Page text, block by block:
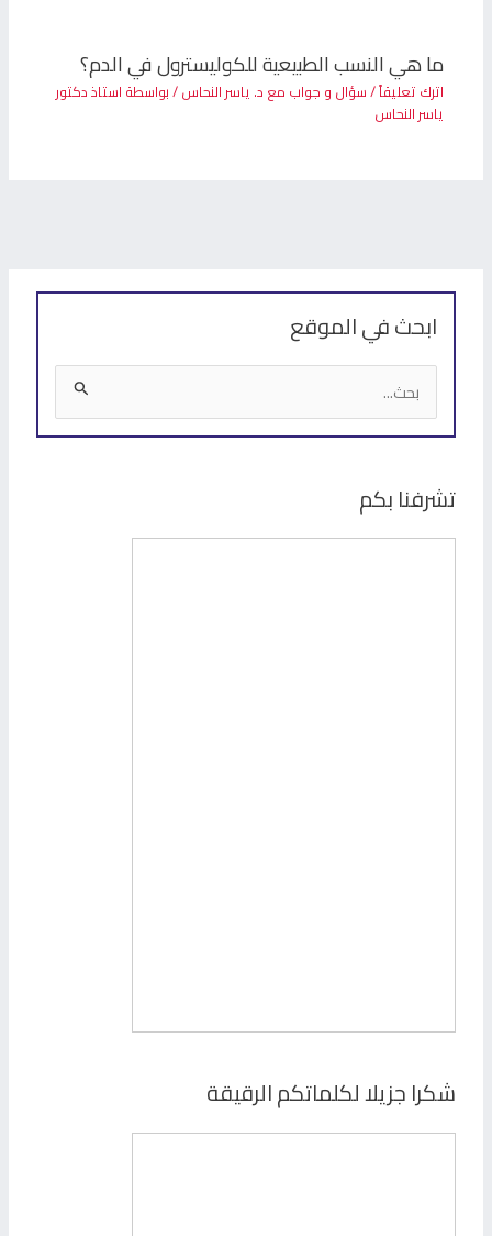
ما هي النسب الطبيعية للكوليسترول في الدم؟
اترك تعليقاً/سؤال و جواب مع د. ياسر النحاس/ بواسطة استاذ دكتور
ياسر النحاس
ابحث في الموقع
ل
ح
ث
تشرفنا بكم
شكرا جزيلا لكلماتكم الرقيقة